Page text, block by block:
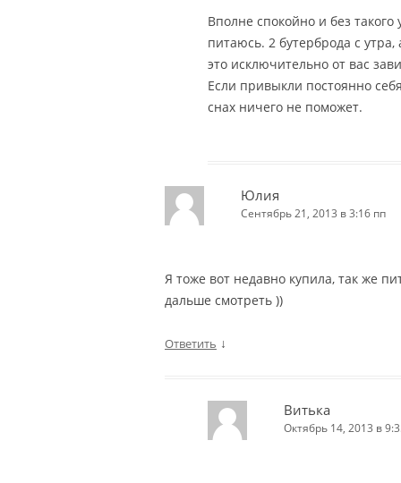
Вполне спокойно и без
питаюсь. 2 бутерброда с
это исключительно от вас
Если привыкли постоянно
снах ничего не поможет.
Юлия
Сентябрь 21, 2013 в 3:16 пп
Я тоже вот недавно купила, так же
дальше смотреть ))
Ответить ↓
Витька
Октябрь 14, 2013 в